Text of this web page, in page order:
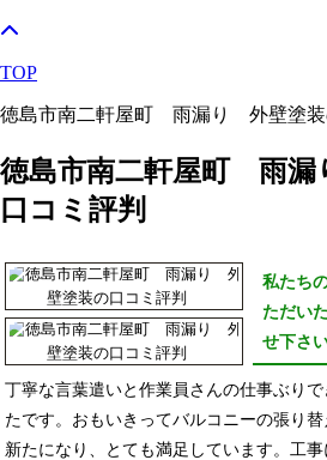
TOP
徳島市南二軒屋町 雨漏り 外壁塗装
徳島市南二軒屋町 雨
口コミ評判
私たち
ただい
せ下さ
丁寧な言葉遣いと作業員さんの仕事ぶり
たです。おもいきってバルコニーの張り
新たになり、とても満足しています。工